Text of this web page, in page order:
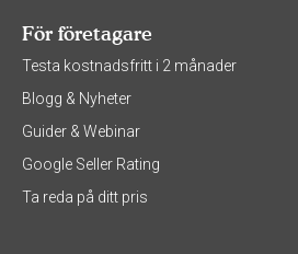
För företagare
Testa kostnadsfritt i 2 månader
Blogg & Nyheter
Guider & Webinar
Google Seller Rating
Ta reda på ditt pris